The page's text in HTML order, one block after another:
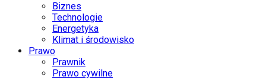
Biznes
Technologie
Energetyka
Klimat i środowisko
Prawo
Prawnik
Prawo cywilne